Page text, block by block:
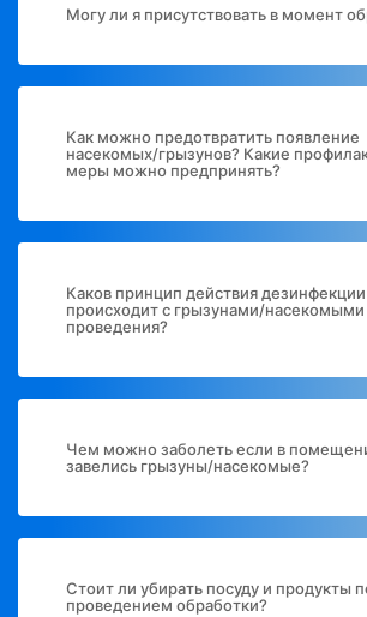
Могу ли я присутствовать в момент
Как можно предотвратить появление
насекомых/грызунов? Какие
меры можно предпринять?
Каков принцип действия
происходит с грызунами/насекомыми
проведения?
Чем можно заболеть если в
завелись грызуны/насекомые?
Стоит ли убирать посуду и продукты
проведением обработки?